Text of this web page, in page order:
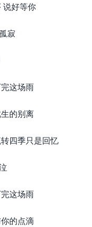
说好等你
寂
这场雨
的别离
四季只是回忆
这场雨
的点滴